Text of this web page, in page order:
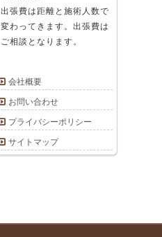
出張費は距離と施術人数で
変わってきます。出張費は
ご相談となります。
会社概要
お問い合わせ
プライバシーポリシー
サイトマップ